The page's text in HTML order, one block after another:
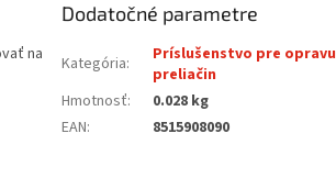
na
Dodatočné parametre
Kategória:
Príslušenstvo pre opravu
preliačin
Hmotnosť:
0.028 kg
EAN: 8515908090